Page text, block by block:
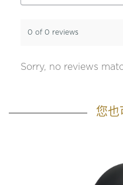
0 of 0 reviews
Sorry, no reviews
您也